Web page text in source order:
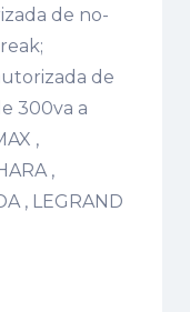
de no-
de
300va a
,
,
, LEGRAND